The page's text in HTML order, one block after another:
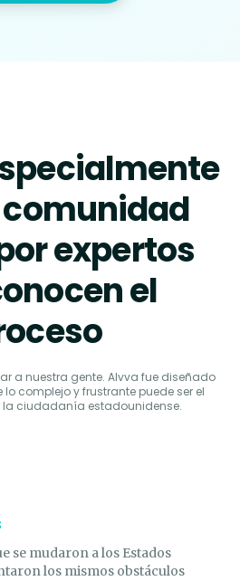
expertos
el
a nuestra gente. Alvva fue diseñado
complejo y frustrante puede ser el
la ciudadanía estadounidense.
se mudaron a los Estados
los mismos obstáculos